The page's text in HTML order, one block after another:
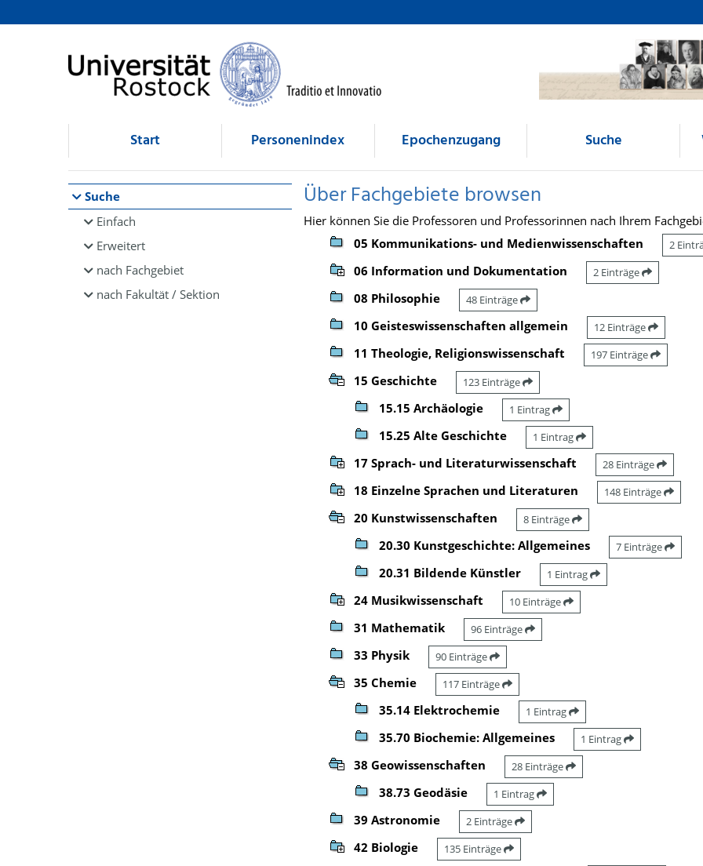
Browsen
direkt zum Inhalt
Start Personenindex Epochenzugang Suche
Suche
Einfach
Erweitert
nach Fachgebiet
nach Fakultät / Sektion
Über Fachgebiete browsen
Hier können Sie die Professoren und Professorinnen nach Ihrem
05 Kommunikations- und Medienwissenschaften
2
06 Information und Dokumentation 2 Einträge
08 Philosophie 48 Einträge
10 Geisteswissenschaften allgemein 12 Einträge
11 Theologie, Religionswissenschaft 197 Einträge
15 Geschichte 123 Einträge
15.15 Archäologie 1 Eintrag
15.25 Alte Geschichte 1 Eintrag
17 Sprach- und Literaturwissenschaft 28 Einträge
18 Einzelne Sprachen und Literaturen 148 Einträge
20 Kunstwissenschaften 8 Einträge
20.30 Kunstgeschichte: Allgemeines 7 Einträge
20.31 Bildende Künstler 1 Eintrag
24 Musikwissenschaft 10 Einträge
31 Mathematik 96 Einträge
33 Physik 90 Einträge
35 Chemie 117 Einträge
35.14 Elektrochemie 1 Eintrag
35.70 Biochemie: Allgemeines 1 Eintrag
38 Geowissenschaften 28 Einträge
38.73 Geodäsie 1 Eintrag
39 Astronomie 2 Einträge
42 Biologie 135 Einträge